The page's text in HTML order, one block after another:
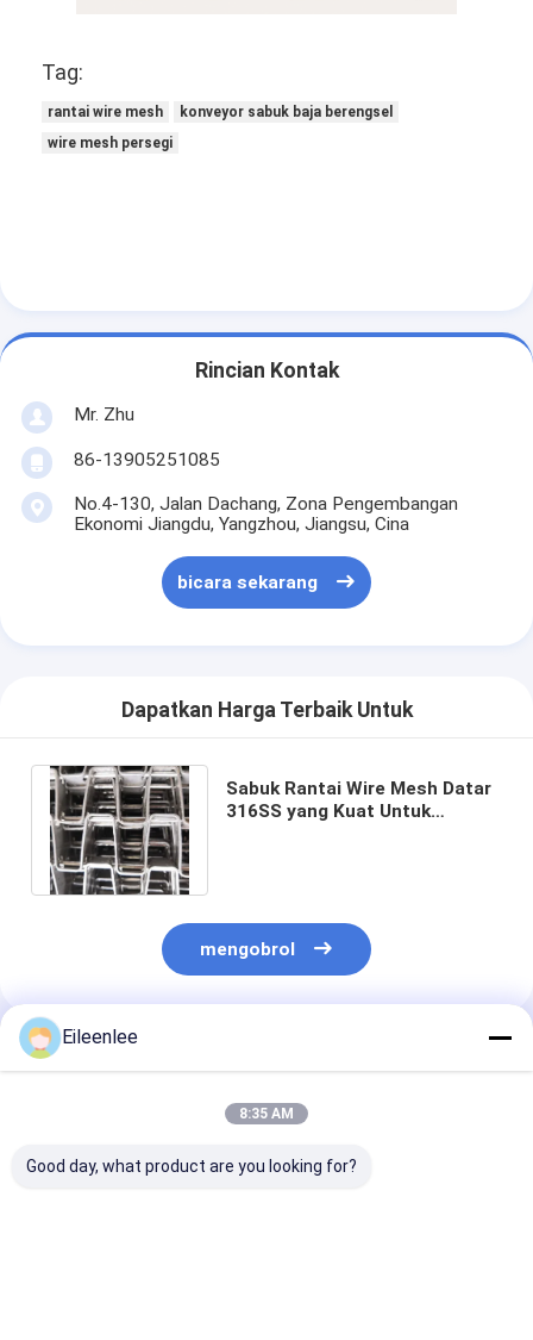
Tag:
rantai wire mesh
konveyor sabuk baja berengsel
wire mesh persegi
Rincian Kontak
Mr. Zhu
86-13905251085
No.4-130, Jalan Dachang, Zona Pengembangan
Ekonomi Jiangdu, Yangzhou, Jiangsu, Cina
bicara sekarang
Dapatkan Harga Terbaik Untuk
Sabuk Rantai Wire Mesh Datar
316SS yang Kuat Untuk
mengobrol
Rekomendasi Produk
Eileenlee
8:35 AM
Good day, what product are you looking for?